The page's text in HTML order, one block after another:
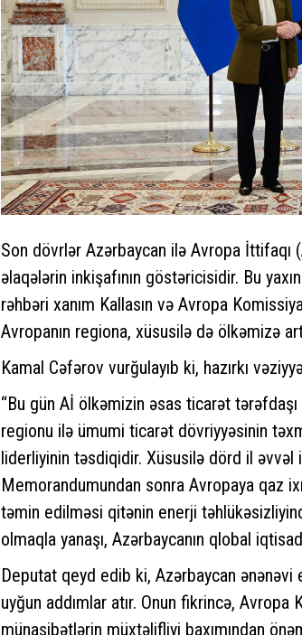
Son dövrlər Azərbaycan ilə Avropa İttifaqı
əlaqələrin inkişafının göstəricisidir. Bu
rəhbəri xanım Kallasın və Avropa
Avropanın regiona, xüsusilə də ölkəmizə
Kamal Cəfərov vurğulayıb ki, hazırkı
“Bu gün Aİ ölkəmizin əsas ticarət
regionu ilə ümumi ticarət dövriyyəsinin
liderliyinin təsdiqidir. Xüsusilə dörd il əvvəl
Memorandumundan sonra Avropaya qaz
təmin edilməsi qitənin enerji
olmaqla yanaşı, Azərbaycanın qlobal
Deputat qeyd edib ki, Azərbaycan ənənəvi
uyğun addımlar atır. Onun fikrincə, Avropa
münasibətlərin müxtəlifliyi baxımından